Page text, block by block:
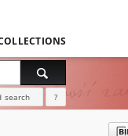
search ?